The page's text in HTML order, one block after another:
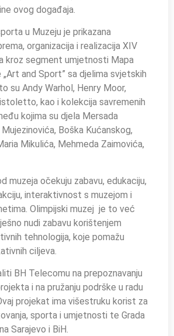
ovog događaja.
u Muzeju je prikazana
organizacija i realizacija XIV
kroz segment umjetnosti Mapa
and Sport” sa djelima svjetskih
su Andy Warhol, Henry Moor,
kao i kolekcija savremenih
kojima su djela Mersada
Boška Kućanskog,
Mikulića, Mehmeda Zaimovića,
muzeja očekuju zabavu, edukaciju,
interaktivnost s muzejom i
Olimpijski muzej je to već
nudi zabavu korištenjem
tehnologija, koje pomažu
ciljeva.
BH Telecomu na prepoznavanju
i na pružanju podrške u radu
projekat ima višestruku korist za
sporta i umjetnosti te Grada
Sarajevo i BiH.